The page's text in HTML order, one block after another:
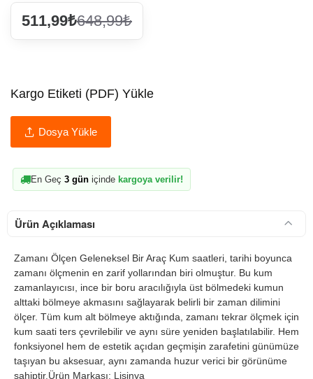
511,99₺648,99₺
Kargo Etiketi (PDF) Yükle
Dosya Yükle
En Geç 3 gün içinde kargoya verilir!
Ürün Açıklaması
Zamanı Ölçen Geleneksel Bir Araç Kum saatleri, tarihi boyunca
zamanı ölçmenin en zarif yollarından biri olmuştur. Bu kum
zamanlayıcısı, ince bir boru aracılığıyla üst bölmedeki kumun
alttaki bölmeye akmasını sağlayarak belirli bir zaman dilimini
ölçer. Tüm kum alt bölmeye aktığında, zamanı tekrar ölçmek için
kum saati ters çevrilebilir ve aynı süre yeniden başlatılabilir. Hem
fonksiyonel hem de estetik açıdan geçmişin zarafetini günümüze
taşıyan bu aksesuar, aynı zamanda huzur verici bir görünüme
sahiptir.Ürün Markası: Lisinya